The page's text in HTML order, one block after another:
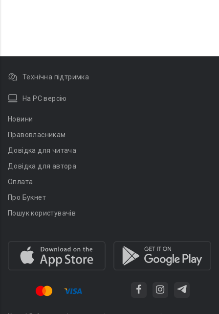
Технічна підтримка
На PC версію
Новини
Правовласникам
Довідка для читача
Довідка для автора
Оплата
Про Букнет
Пошук користувачів